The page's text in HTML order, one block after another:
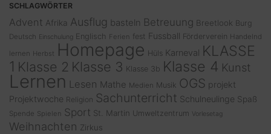
SCHLAGWÖRTER
Advent Afrika Ausflug basteln Betreuung Breetlook Burg
Deutsch Einschulung Englisch Ferien fest Fussball Förderverein
Handelnd
lernen Herbst Homepage Hüls Karneval KLASSE
1 Klasse 2 Klasse 3 Klasse 3b Klasse 4 Kunst
Lernen Lesen Mathe Medien Musik OGS projekt
Projektwoche Religion Sachunterricht Schulneulinge Spaß
Spende Spielen Sport St. Martin Umweltzentrum Vorlesetag
Weihnachten Zirkus